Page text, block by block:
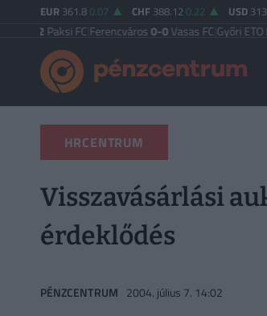
EUR 361.8 0.07 CHF 388.12 0.22 USD
Paksi FC Ferencváros0-0Vasas FC|Győri ETO FC4-0
HRCENTRUM
Visszavásárlási
érdeklődés
PÉNZCENTRUM 2004. július 7. 14:02